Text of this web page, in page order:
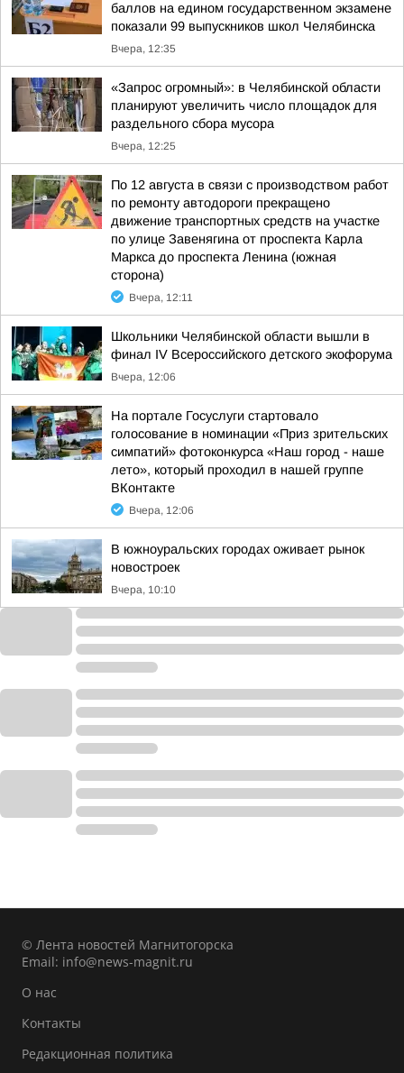
баллов на едином государственном экзамене
показали 99 выпускников школ Челябинска
Вчера, 12:35
«Запрос огромный»: в Челябинской области
планируют увеличить число площадок для
раздельного сбора мусора
Вчера, 12:25
По 12 августа в связи с производством работ
по ремонту автодороги прекращено
движение транспортных средств на участке
по улице Завенягина от проспекта Карла
Маркса до проспекта Ленина (южная
сторона)
Вчера, 12:11
Школьники Челябинской области вышли в
финал IV Всероссийского детского экофорума
Вчера, 12:06
На портале Госуслуги стартовало
голосование в номинации «Приз зрительских
симпатий» фотоконкурса «Наш город - наше
лето», который проходил в нашей группе
ВКонтакте
Вчера, 12:06
В южноуральских городах оживает рынок
новостроек
Вчера, 10:10
© Лента новостей Магнитогорска
Email: info@news-magnit.ru
О нас
Контакты
Редакционная политика